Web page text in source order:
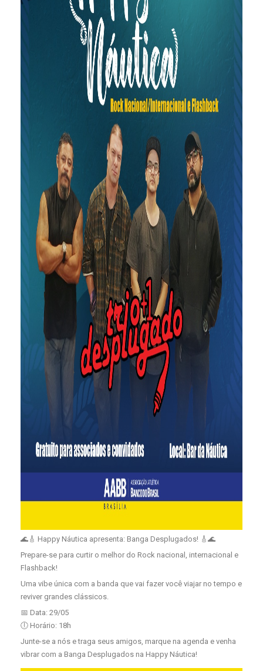
🌊🎸 Happy Náutica apresenta: Banga Desplugados! 🎸🌊
Prepare-se para curtir o melhor do Rock nacional, internacional e
Flashback!
Uma vibe única com a banda que vai fazer você viajar no tempo e
reviver grandes clássicos.
📅 Data: 29/05
🕕 Horário: 18h
Junte-se a nós e traga seus amigos, marque na agenda e venha
vibrar com a Banga Desplugados na Happy Náutica!